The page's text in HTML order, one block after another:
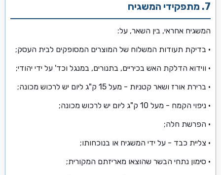
7. מתפקידי המשגיח
המשגיח אחראי, בין השאר, על:
• בדיקת תעודות המשלוח של המוצרים המסופקים לבית העסק;
• ווידוא הדלקת האש בכיריים, בתנורים, במנגל וכד' על ידי יהודי;
• ברירת אורז ושאר קטניות - מעל 15 ק"ג ליום יש לרכוש מכונה;
• ניפוי הקמח - מעל 10 ק"ג ליום יש לרכוש מכונה;
• הפרשת חלה;
• צליית כבד - על ידי המשגיח או בנוכחותו;
• סימון נתחי הבשר שהוצאו מאריזתם המקורית;